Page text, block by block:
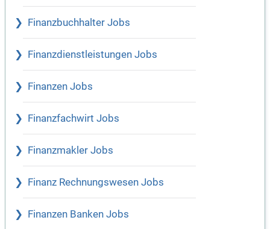
Finanzbuchhalter Jobs
Finanzdienstleistungen Jobs
Finanzen Jobs
Finanzfachwirt Jobs
Finanzmakler Jobs
Finanz Rechnungswesen Jobs
Finanzen Banken Jobs